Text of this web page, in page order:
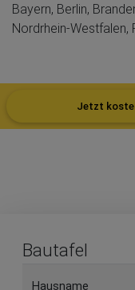
Bayern, Berlin,
Nordrhein-Westfalen,
Jetzt
Bautafel
Hausname